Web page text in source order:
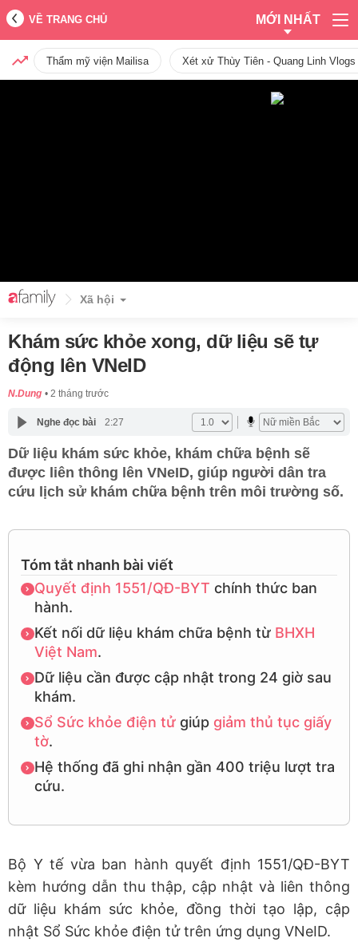
VỀ TRANG CHỦ MỚI NHẤT
Thẩm mỹ viện Mailisa Xét xử Thùy Tiên - Quang Linh
Xã hội
Khám sức khỏe xong, dữ liệu sẽ tự
động lên VNeID
N.Dung 2 tháng trước
Nghe đọc bài 2:27
Dữ liệu khám sức khỏe, khám chữa bệnh sẽ
được liên thông lên VNeID, giúp người dân tra
cứu lịch sử khám chữa bệnh trên môi trường số.
Tóm tắt nhanh bài viết
Quyết định 1551/QĐ-BYT chính thức ban
hành.
Kết nối dữ liệu khám chữa bệnh từ BHXH
Việt Nam.
Dữ liệu cần được cập nhật trong 24 giờ sau
khám.
Sổ Sức khỏe điện tửgiúp giảm thủ tục giấy
tờ.
Hệ thống đã ghi nhận gần 400 triệu lượt tra
cứu.
Bộ Y tế vừa ban hành quyết định 1551/QĐ-BYT
kèm hướng dẫn thu thập, cập nhật và liên thông
dữ liệu khám sức khỏe, đồng thời tạo lập, cập
nhật Sổ Sức khỏe điện tử trên ứng dụng VNeID.